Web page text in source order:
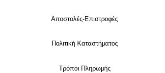
Αποστολές-Επιστροφές
Πολιτική Καταστήματος
Τρόποι Πληρωμής